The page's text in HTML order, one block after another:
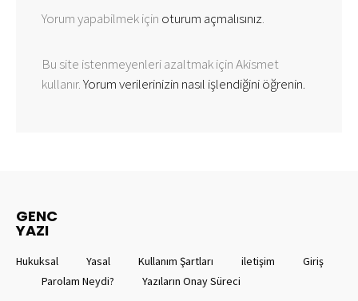
Yorum yapabilmek için oturum açmalısınız.
Bu site istenmeyenleri azaltmak için Akismet
kullanır.Yorum verilerinizin nasıl işlendiğini öğrenin.
GENC
YAZI
Hukuksal Yasal Kullanım Şartları iletişim
Giriş
Parolam Neydi?
Yazıların Onay Süreci